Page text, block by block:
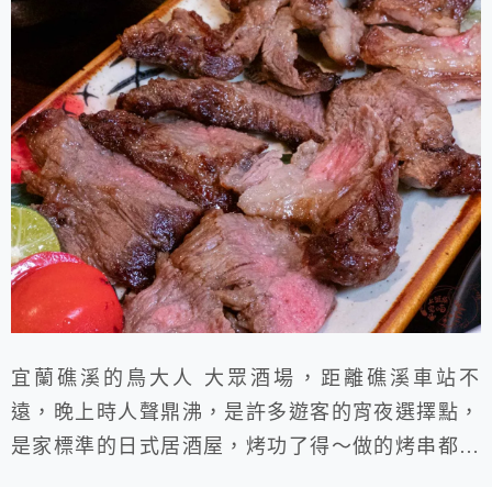
宜蘭礁溪的鳥大人 大眾酒場，距離礁溪車站不
遠，晚上時人聲鼎沸，是許多遊客的宵夜選擇點，
是家標準的日式居酒屋，烤功了得～做的烤串都超